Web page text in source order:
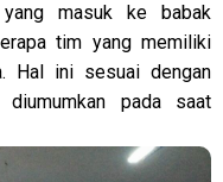
masuk ke babak
tim yang memiliki
Hal ini sesuai dengan
diumumkan pada saat